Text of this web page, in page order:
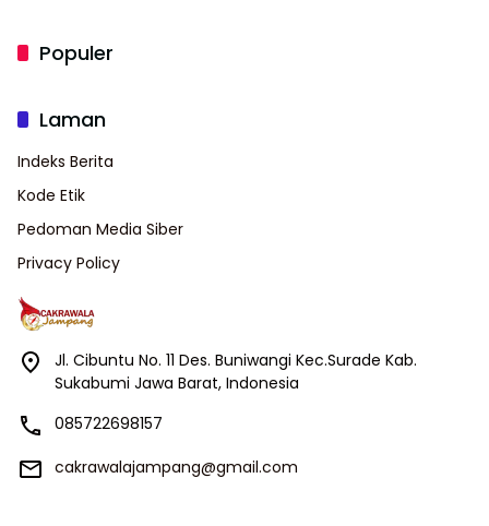
Populer
Laman
Indeks Berita
Kode Etik
Pedoman Media Siber
Privacy Policy
Jl. Cibuntu No. 11 Des. Buniwangi Kec.Surade Kab.
Sukabumi Jawa Barat, Indonesia
085722698157
cakrawalajampang@gmail.com